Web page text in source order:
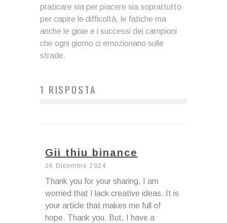
praticare sia per piacere sia soprattutto
per capire le difficoltà, le fatiche ma
anche le gioie e i successi dei campioni
che ogni giorno ci emozionano sulle
strade.
1 RISPOSTA
Gii thiu binance
26 Dicembre 2024
Thank you for your sharing. I am
worried that I lack creative ideas. It is
your article that makes me full of
hope. Thank you. But, I have a